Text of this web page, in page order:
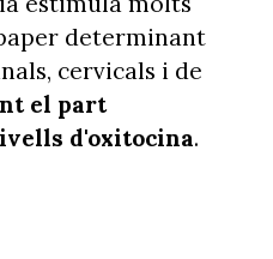
determinant
cervicals i de
el part
d'oxitocina.